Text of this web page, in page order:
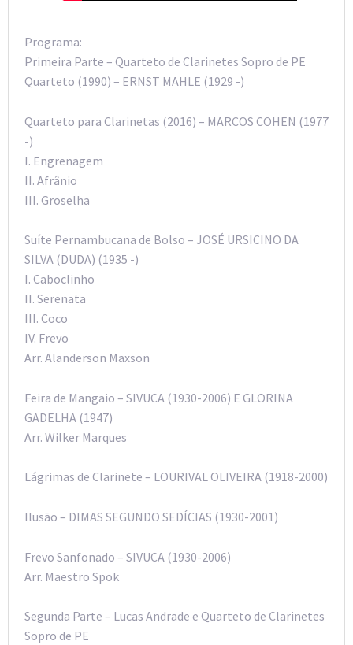
Programa:
Primeira Parte – Quarteto de Clarinetes Sopro de PE
Quarteto (1990) – ERNST MAHLE (1929 -)
Quarteto para Clarinetas (2016) – MARCOS COHEN (1977
-)
I. Engrenagem
II. Afrânio
III. Groselha
Suíte Pernambucana de Bolso – JOSÉ URSICINO DA
SILVA (DUDA) (1935 -)
I. Caboclinho
II. Serenata
III. Coco
IV. Frevo
Arr. Alanderson Maxson
Feira de Mangaio – SIVUCA (1930-2006) E GLORINA
GADELHA (1947)
Arr. Wilker Marques
Lágrimas de Clarinete – LOURIVAL OLIVEIRA (1918-2000)
Ilusão – DIMAS SEGUNDO SEDÍCIAS (1930-2001)
Frevo Sanfonado – SIVUCA (1930-2006)
Arr. Maestro Spok
Segunda Parte – Lucas Andrade e Quarteto de Clarinetes
Sopro de PE